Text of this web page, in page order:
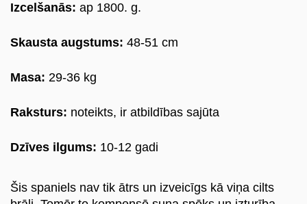
Породы собак
Izcelšanās: ap 1800. g.
Skausta augstums: 48-51 cm
Masa: 29-36 kg
Raksturs: noteikts, ir atbildības sajūta
Dzīves ilgums: 10-12 gadi
Šis spaniels nav tik ātrs un izveicīgs kā viņa cilts